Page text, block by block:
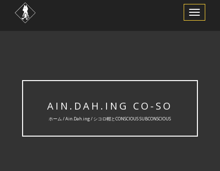
ナ
ビ
替
AIN.DAH.ING CO-SO
ホーム /Ain.Dah.ing/ シコロ帽とCONSCIOUS SUBCONSCIOUS